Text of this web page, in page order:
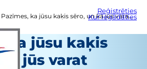
Reģistrēties
Kur iegādāties
Pazīmes, ka jūsu kaķis sēro, un kā jūs varat palīdzēt
ka jūsu kaķis
kā jūs varat